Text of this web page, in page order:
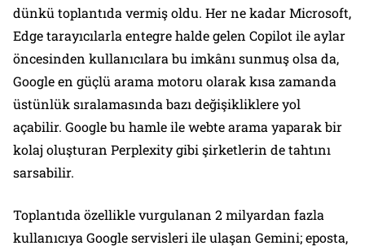
dünkü toplantıda vermiş oldu. Her ne kadar Microsoft,
Edge tarayıcılarla entegre halde gelen Copilot ile aylar
öncesinden kullanıcılara bu imkânı sunmuş olsa da,
Google en güçlü arama motoru olarak kısa zamanda
üstünlük sıralamasında bazı değişikliklere yol
açabilir. Google bu hamle ile webte arama yaparak bir
kolaj oluşturan Perplexity gibi şirketlerin de tahtını
sarsabilir.
Toplantıda özellikle vurgulanan 2 milyardan fazla
kullanıcıya Google servisleri ile ulaşan Gemini; eposta,